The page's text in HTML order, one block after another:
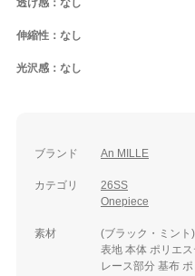
透け感：なし
伸縮性：なし
光沢感：なし
ブランド An MILLE
カテゴリ
26SS
Onepiece
素材
(ブラック・ミント)
表地 本体 ポリエ
レース部分 基布